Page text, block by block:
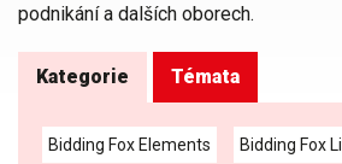
podnikání a dalších oborech.
Kategorie Témata
Bidding Fox Elements Bidding Fox